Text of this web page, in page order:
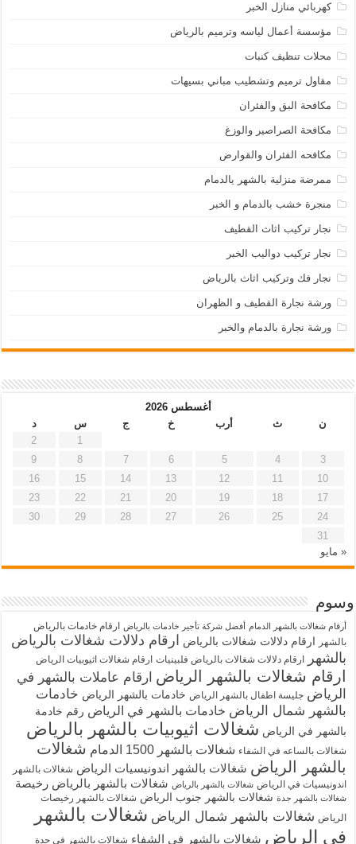
كهربائي منازل الخبر
مؤسسة أعمال لياسه وترميم بالرياض
محلات تنظيف كنبات
مقاول ترميم وتشطيب مباني بسيهات
مكافحة البق والفئران
مكافحة الصراصير والوزغ
مكافحه الفئران والقوارض
ممرضة منزلية بالشهر يالدمام
منجرة خشب بالدمام و الخبر
نجار تركيب اثاث القطيف
نجار تركيب دواليب الخبر
نجار فك وتركيب اثاث بالرياض
ورشة نجارة القطيف و الظهران
ورشة نجارة بالدمام والخبر
أغسطس 2026
ن
ث أرب خ ج س
د
1
2
3
4
5
6
7
8
9
10
11
12
13
14
15
16
17
18
19
20
21
22
23
24
25
26
27
28
29
30
31
« مايو
وسوم
أرقام شغالات بالشهر الدمام أفضل شركة تأجير خادمات بالرياض
ارقام خادمات بالرياض
بالشهر
ارقام دلالات شغالات بالرياض ارقام دلالات شغالات بالرياض
بالشهر
ارقام دلالات شغالات بالرياض فلبينيات ارقام شغالات اثيوبيات الرياض
ارقام شغالات بالشهر الرياض ارقام عاملات بالشهر في
الرياض جليسة اطفال بالشهر الرياض خادمات بالشهر الرياض خادمات
بالشهر شمال الرياض خادمات بالشهر في الرياض رقم خادمة
بالشهر في الرياض شغالات اثيوبيات بالشهر بالرياض
شغالات بالساعه في الشفاء شغالات بالشهر 1500 الدمام
شغالات
بالشهر الرياض شغالات بالشهر اندونيسيات الرياض شغالات بالشهر
اندونيسيات في الرياض شغالات بالشهر بالرياض شغالات بالشهر بالرياض رخيصة
شغالات بالشهر جدة شغالات بالشهر جنوب الرياض شغالات بالشهر رخيصات
الرياض شغالات بالشهر شمال الرياض شغالات بالشهر
في الرياض شغالات بالشهر في الشفاء شغالات بالشهر في جدة